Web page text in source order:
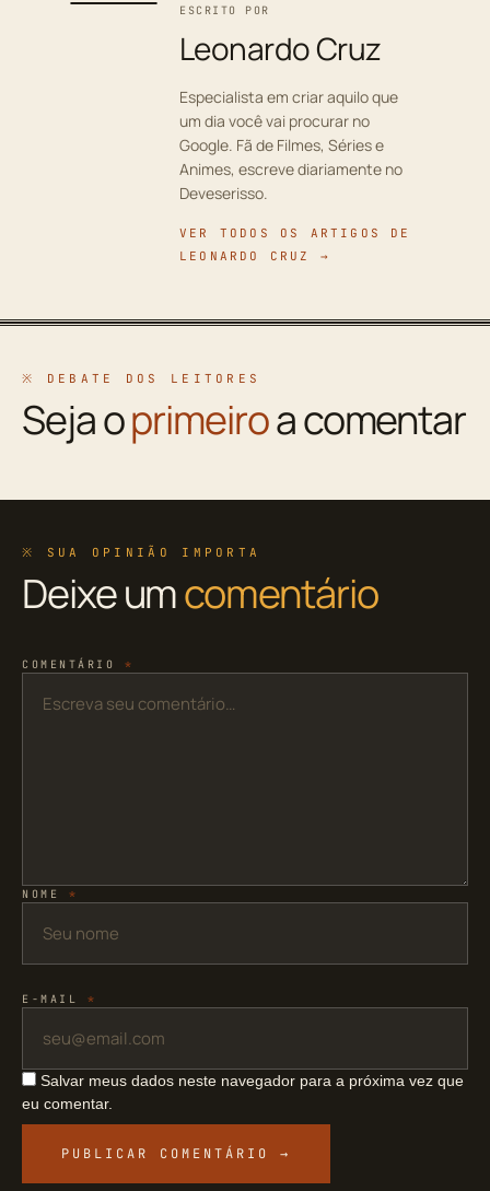
ESCRITO POR
Leonardo Cruz
Especialista em criar aquilo que
um dia você vai procurar no
Google. Fã de Filmes, Séries e
Animes, escreve diariamente no
Deveserisso.
VER TODOS OS ARTIGOS DE
LEONARDO CRUZ →
※ DEBATE DOS LEITORES
Seja oprimeiroa comentar
※ SUA OPINIÃO IMPORTA
Deixe umcomentário
COMENTÁRIO *
NOME *
E-MAIL *
Salvar meus dados neste navegador para a próxima vez que
eu comentar.